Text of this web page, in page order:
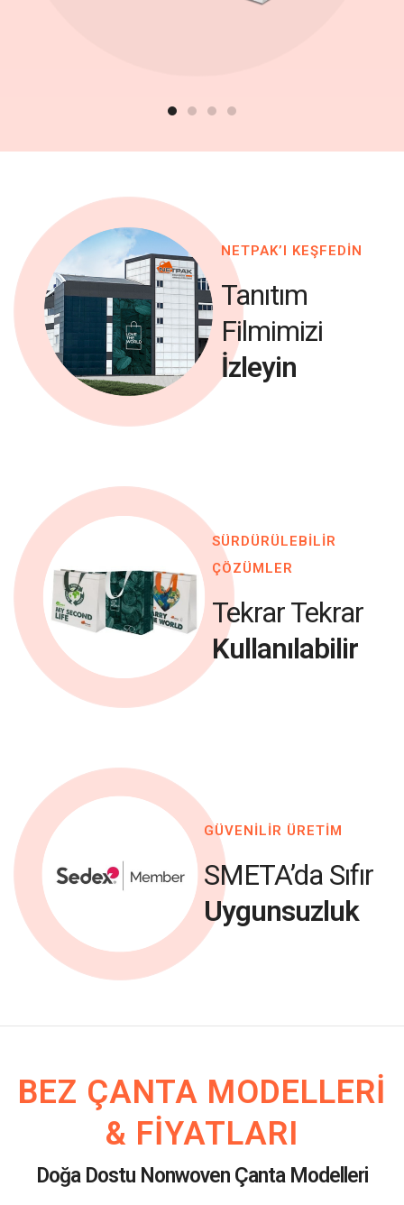
NETPAK’I KEŞFEDİN
Tanıtım
Filmimizi
İzleyin
SÜRDÜRÜLEBİLİR
ÇÖZÜMLER
Tekrar Tekrar
Kullanılabilir
GÜVENİLİR ÜRETİM
SMETA’da Sıfır
Uygunsuzluk
BEZ ÇANTA MODELLERI
& FIYATLARI
Doğa Dostu Nonwoven Çanta Modelleri